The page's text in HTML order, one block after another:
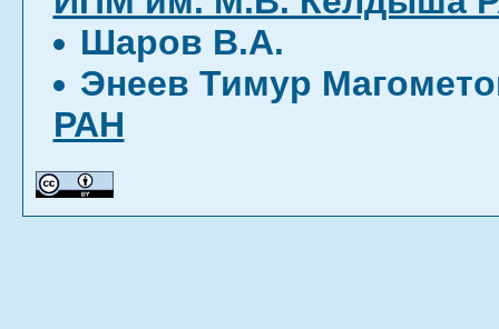
Шаров В.А.
Энеев Тимур
РАН